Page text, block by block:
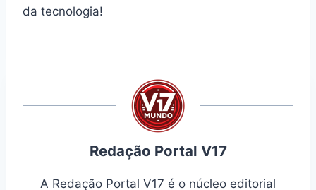
da tecnologia!
Redação Portal V17
A Redação Portal V17 é o núcleo editorial